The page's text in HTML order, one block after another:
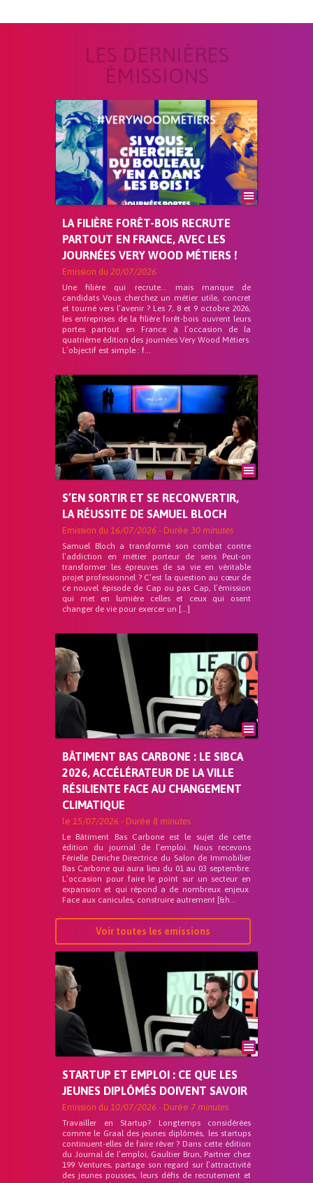
LES DERNIÈRES
ÉMISSIONS
LA FILIÈRE FORÊT-BOIS RECRUTE
PARTOUT EN FRANCE, AVEC LES
JOURNÉES VERY WOOD MÉTIERS !
Emission du 20/07/2026
Une filière qui recrute… mais manque de
candidats Vous cherchez un métier utile, concret
et tourné vers l’avenir ? Les 7, 8 et 9 octobre 2026,
les entreprises de la filière forêt-bois ouvrent leurs
portes partout en France à l’occasion de la
quatrième édition des journées Very Wood Métiers.
L’objectif est simple : f...
S’EN SORTIR ET SE RECONVERTIR,
LA RÉUSSITE DE SAMUEL BLOCH
Emission du 16/07/2026 - Durée 30 minutes
Samuel Bloch a transformé son combat contre
l’addiction en métier porteur de sens Peut-on
transformer les épreuves de sa vie en véritable
projet professionnel ? C’est la question au cœur de
ce nouvel épisode de Cap ou pas Cap, l’émission
qui met en lumière celles et ceux qui osent
changer de vie pour exercer un […]
BÂTIMENT BAS CARBONE : LE SIBCA
2026, ACCÉLÉRATEUR DE LA VILLE
RÉSILIENTE FACE AU CHANGEMENT
CLIMATIQUE
le 15/07/2026 - Durée 8 minutes
Le Bâtiment Bas Carbone est le sujet de cette
édition du journal de l’emploi. Nous recevons
Férielle Deriche Directrice du Salon de Immobilier
Bas Carbone qui aura lieu du 01 au 03 septembre.
L’occasion pour faire le point sur un secteur en
expansion et qui répond a de nombreux enjeux.
Face aux canicules, construire autrement [&h...
Voir toutes les emissions
STARTUP ET EMPLOI : CE QUE LES
JEUNES DIPLÔMÉS DOIVENT SAVOIR
Emission du 10/07/2026 - Durée 7 minutes
Travailler en Startup? Longtemps considérées
comme le Graal des jeunes diplômés, les startups
continuent-elles de faire rêver ? Dans cette édition
du Journal de l’emploi, Gaultier Brun, Partner chez
199 Ventures, partage son regard sur l’attractivité
des jeunes pousses, leurs défis de recrutement et